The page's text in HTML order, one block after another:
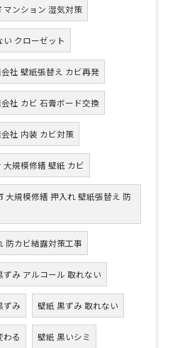
マンション 湿気対策
い クローゼット
社 壁紙張替え カビ再発
社 カビ 石膏ボード交換
社 内装 カビ対策
大規模修繕 壁紙 カビ
大規模修繕 押入れ 壁紙張替え 防
防カビ結露対策工事
ずみ アルコール 取れない
ずみ 壁紙 黒ずみ 取れない
わる 壁紙 黒いシミ